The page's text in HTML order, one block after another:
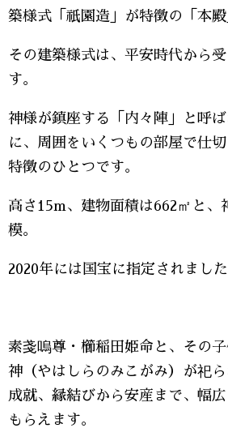
築様式「祇園造」が特徴の「本殿
その建築様式は、平安時代から
す。
神様が鎮座する「内々陣」と呼
に、周囲をいくつもの部屋で仕
特徴のひとつです。
高さ15m、建物面積は662㎡と、
模。
2020年には国宝に指定されました
素戔嗚尊・櫛稲田姫命と、その
神（やはしらのみこがみ）が祀
成就、縁結びから安産まで、幅
もらえます。